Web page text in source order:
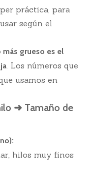
práctica, para
según el
más grueso es el
. Los números que
usamos en
➜ Tamaño de
hilos muy finos